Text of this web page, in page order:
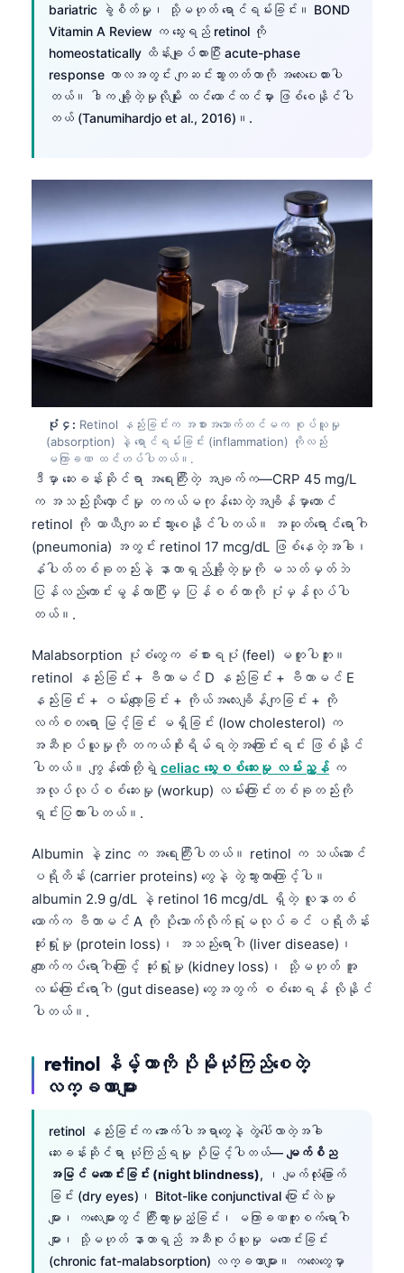
bariatric ခွဲစိတ်မှု၊ သို့မဟုတ် ရောင်ရမ်းခြင်း။ BOND
Vitamin A Review က သွေးရည် retinol ကို
homeostatically ထိန်းချုပ်ထားပြီး acute-phase
response ကာလအတွင်း ကျဆင်းသွားတတ်တာကို အလေးပေးထားပါ
တယ်။ ဒါက ချို့တဲ့မှုလိုမျိုး ထင်ယောင်ထင်မှား ဖြစ်စေနိုင်ပါ
တယ် (Tanumihardjo et al., 2016)။.
ပုံ ၄: Retinol နည်းခြင်းက အစားအသောက်တင်မက စုပ်ယူမှု
(absorption) နဲ့ ရောင်ရမ်းခြင်း (inflammation) ကိုလည်း
မကြာခဏ ထင်ဟပ်ပါတယ်။.
ဒီမှာ ဆေးခန်းဆိုင်ရာ အရေးကြီးတဲ့ အချက်က—CRP 45 mg/L
က အသည်းသိုလှောင်မှု တကယ်မကုန်သေးတဲ့အချိန်မှာတောင်
retinol ကို ယာယီကျဆင်းသွားစေနိုင်ပါတယ်။ အဆုတ်ရောင်ရောဂါ
(pneumonia) အတွင်း retinol 17 mcg/dL ဖြစ်နေတဲ့အခါ၊
နံပါတ်တစ်ခုတည်းနဲ့ နာတာရှည်ချို့တဲ့မှုကို မသတ်မှတ်ဘဲ
ပြန်လည်ကောင်းမွန်လာပြီးမှ ပြန်စစ်တာကို ပုံမှန်လုပ်ပါ
တယ်။.
Malabsorption ပုံစံတွေက ခံစားရပုံ (feel) မတူပါဘူး။
retinol နည်းခြင်း + ဗီတာမင် D နည်းခြင်း + ဗီတာမင် E
နည်းခြင်း + ဝမ်းလျော့ခြင်း + ကိုယ်အလေးချိန်ကျခြင်း + ကို
လက်စတရော မြင့်ခြင်း မရှိခြင်း (low cholesterol) က
အဆီစုပ်ယူမှုကို တကယ်စိုးရိမ်ရတဲ့အကြောင်းရင်း ဖြစ်နိုင်
ပါတယ်။ ကျွန်တော်တို့ရဲ့ celiac သွေးစစ်ဆေးမှု လမ်းညွှန် က
အလုပ်လုပ်စစ်ဆေးမှု (workup) လမ်းကြောင်းတစ်ခုတည်းကို
ရှင်းပြထားပါတယ်။.
Albumin နဲ့ zinc က အရေးကြီးပါတယ်။ retinol က သယ်ဆောင်
ပရိုတိန်း (carrier proteins) တွေနဲ့ တွဲသွားတာကြောင့်ပါ။
albumin 2.9 g/dL နဲ့ retinol 16 mcg/dL ရှိတဲ့ လူနာတစ်
ယောက်က ဗီတာမင် A ကို ပိုသောက်လိုက်ရုံမလုပ်ခင် ပရိုတိန်း
ဆုံးရှုံးမှု (protein loss)၊ အသည်းရောဂါ (liver disease)၊
ကျောက်ကပ်ရောဂါကြောင့် ဆုံးရှုံးမှု (kidney loss)၊ သို့မဟုတ် အူ
လမ်းကြောင်းရောဂါ (gut disease) တွေအတွက် စစ်ဆေးရန် လိုနိုင်
ပါတယ်။.
retinol နိမ့်တာကို ပိုမိုယုံကြည်စေတဲ့
လက္ခဏာများ
retinol နည်းခြင်းက အောက်ပါအရာတွေနဲ့ တွဲပေါ်လာတဲ့အခါ
ဆေးခန်းဆိုင်ရာ ယုံကြည်ရမှု ပိုမြင့်ပါတယ်— မျက်စိည
အမြင်မကောင်းခြင်း (night blindness), ၊ မျက်လုံးခြောက်
ခြင်း (dry eyes)၊ Bitot-like conjunctival ပြောင်းလဲမှု
များ၊ ကလေးများတွင် ကြီးထွားမှုညံ့ခြင်း၊ မကြာခဏကူးစက်ရောဂါ
များ၊ သို့မဟုတ် နာတာရှည် အဆီစုပ်ယူမှု မကောင်းခြင်း
(chronic fat-malabsorption) လက္ခဏာများ။ ကလေးတွေမှာ